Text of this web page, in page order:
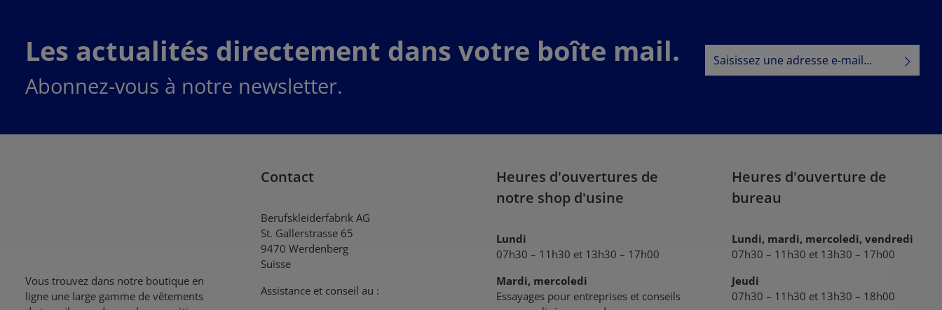
Les actualités directement dans votre boîte mail.
Abonnez-vous à notre newsletter.
Adresse e-mail*
informations sur la protection des données
conditions générales
Vous trouvez dans notre boutique en
ligne une large gamme de vêtements
Contact
Berufskleiderfabrik AG
St. Gallerstrasse 65
9470 Werdenberg
Suisse
Assistance et conseil au :
Heures d'ouvertures de
notre shop d'usine
Lundi
07h30 – 11h30 et 13h30 – 17h00
Mardi, mercoledi
Essayages pour entreprises et conseils
Heures d'ouverture de
bureau
Lundi, mardi, mercoledi, vendredi
07h30 – 11h30 et 13h30 – 17h00
Jeudi
07h30 – 11h30 et 13h30 – 18h00